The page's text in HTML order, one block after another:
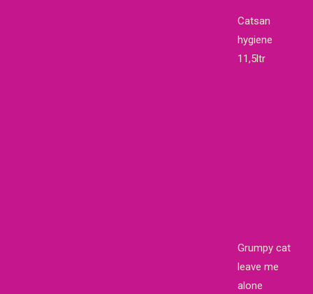
Catsan
hygiene
11,5ltr
Grumpy cat
leave me
alone